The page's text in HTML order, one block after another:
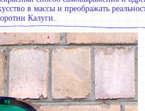
в массы и преображать
Калуги.